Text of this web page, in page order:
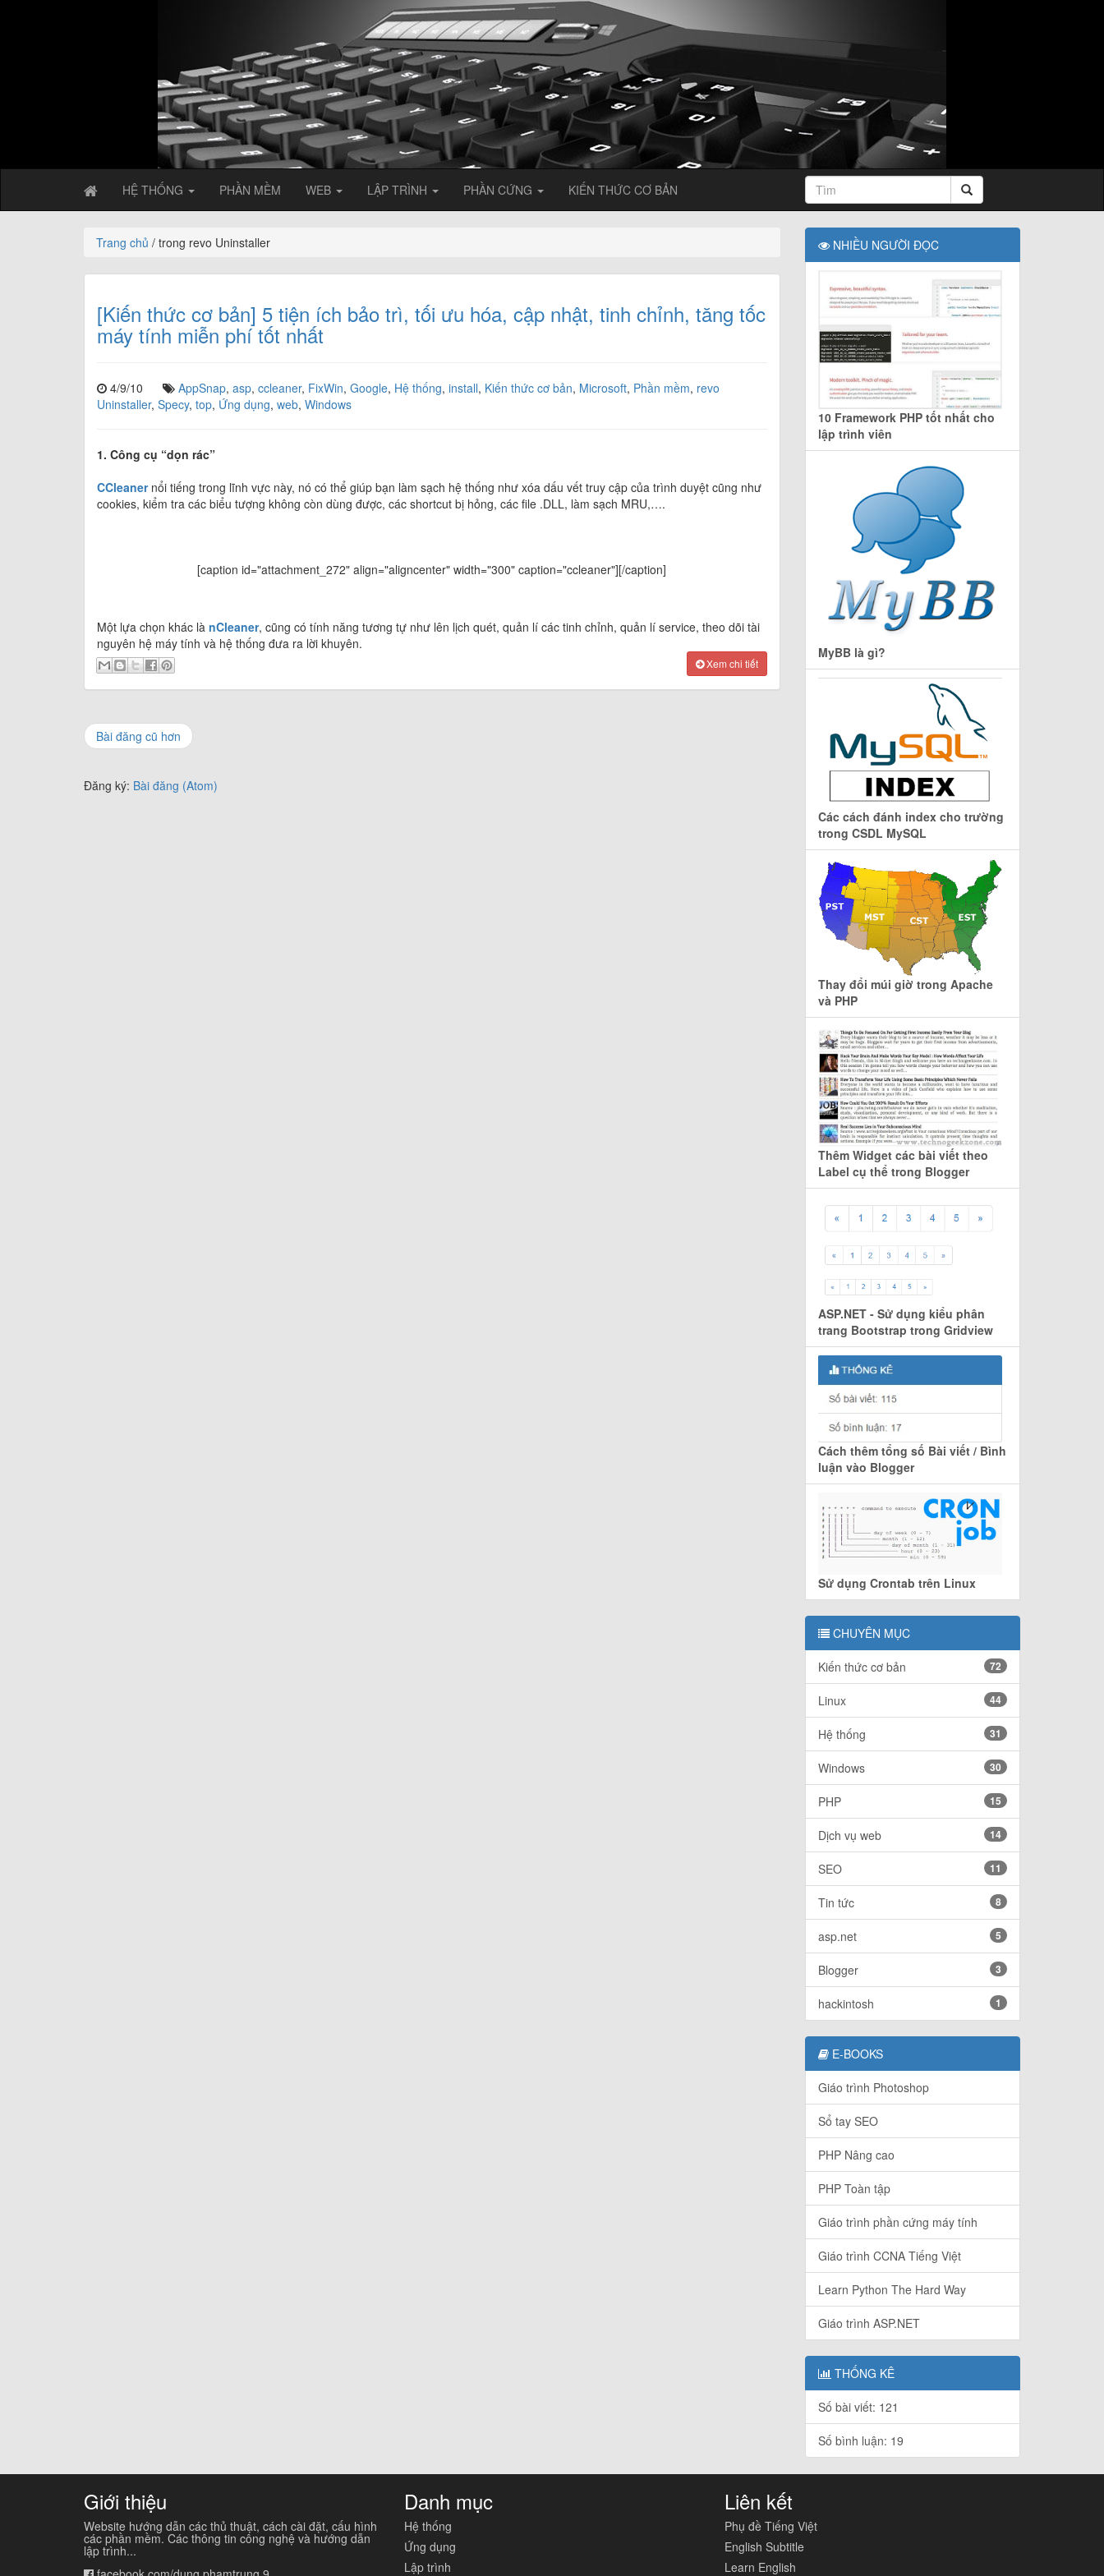
HỆ THỐNG PHẦN MỀM WEB LẬP TRÌNH PHẦN CỨNG KIẾN THỨC CƠ BẢN
Trang chủ / trong revo Uninstaller
[Kiến thức cơ bản] 5 tiện ích bảo trì, tối ưu hóa, cập nhật, tinh chỉnh, tăng tốc
máy tính miễn phí tốt nhất
4/9/10 AppSnap, asp, ccleaner, FixWin, Google, Hệ thống, install, Kiến thức cơ bản, Microsoft, Phần mềm, revo
Uninstaller, Specy, top, Ứng dụng, web, Windows
1. Công cụ “dọn rác”
CCleanernổi tiếng trong lĩnh vực này, nó có thể giúp bạn làm sạch hệ thống như xóa dấu vết truy cập của trình duyệt cũng như
cookies, kiểm tra các biểu tượng không còn dùng được, các shortcut bị hỏng, các file .DLL, làm sạch MRU,….
[caption id="attachment_272" align="aligncenter" width="300" caption="ccleaner"][/caption]
Một lựa chọn khác là nCleaner, cũng có tính năng tương tự như lên lịch quét, quản lí các tinh chỉnh, quản lí service, theo dõi tài
nguyên hệ máy tính và hệ thống đưa ra lời khuyên.
Xem chi tiết
Bài đăng cũ hơn
Đăng ký: Bài đăng (Atom)
NHIỀU NGƯỜI ĐỌC
10 Framework PHP tốt nhất cho
lập trình viên
MyBB là gì?
Các cách đánh index cho trường
trong CSDL MySQL
Thay đổi múi giờ trong Apache
và PHP
Thêm Widget các bài viết theo
Label cụ thể trong Blogger
ASP.NET - Sử dụng kiểu phân
trang Bootstrap trong Gridview
Cách thêm tổng số Bài viết / Bình
luận vào Blogger
Sử dụng Crontab trên Linux
CHUYÊN MỤC
Kiến thức cơ bản 72
Linux 44
Hệ thống 31
Windows 30
PHP 15
Dịch vụ web 14
SEO 11
Tin tức 8
asp.net 5
Blogger 3
hackintosh 1
E-BOOKS
Giáo trình Photoshop
Sổ tay SEO
PHP Nâng cao
PHP Toàn tập
Giáo trình phần cứng máy tính
Giáo trình CCNA Tiếng Việt
Learn Python The Hard Way
Giáo trình ASP.NET
THỐNG KÊ
Số bài viết: 121
Số bình luận: 19
Giới thiệu
Website hướng dẫn các thủ thuật, cách cài đặt, cấu hình
các phần mềm. Các thông tin công nghệ và hướng dẫn
lập trình...
Danh mục
Hệ thống
Ứng dụng
Lập trình
Liên kết
Phụ đề Tiếng Việt
English Subtitle
Learn English